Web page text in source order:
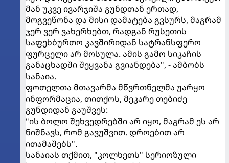
მან უკვე ივარჯიშა გუნდთან ერთად,
მოგვეწონა და მისი დამატება გვსურს, მაგრამ
ჯერ ვერ ვახერხებთ, რადგან რუსეთის
საფეხბურთო კავშირიდან სატრანსფერო
ფურცელი არ მოსულა. ამის გამო სიკაჩის
განაცხადში შეყვანა გვიანდება", - ამბობს
სანაია.
ფოთელთა მთავარმა მწვრთნელმა უარყო
ინფორმაცია, თითქოს, მეკარე თებიძე
გუნდიდან გაუშვეს:
"ის ბოლო შეხვედრებში არ იყო, მაგრამ ეს არ
ნიშნავს, რომ გავუშვით. დროებით არ
ითამაშებს".
სანაიას თქმით, "კოლხეთს" სერიოზული